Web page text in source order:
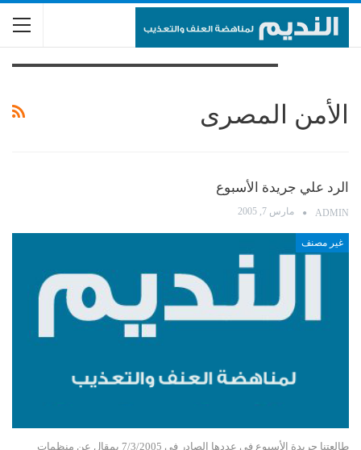
الأمن المصرى
الرد علي جريدة الأسبوع
ADMIN مارس 7, 2005
غير مصنف
طالعتنا جريدة الأسبوع في عددها الصادر في 7/3/2005 بمقال عن منظمات